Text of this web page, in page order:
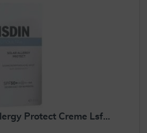
Protect Creme Lsf...